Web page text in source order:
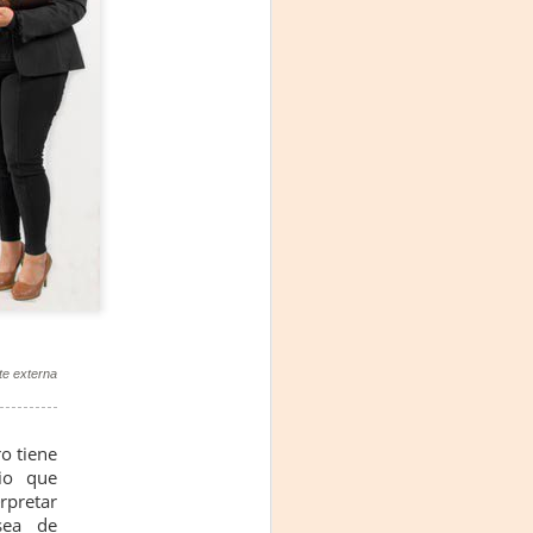
externa
tiene
que
de
Fine y Laura Barboza